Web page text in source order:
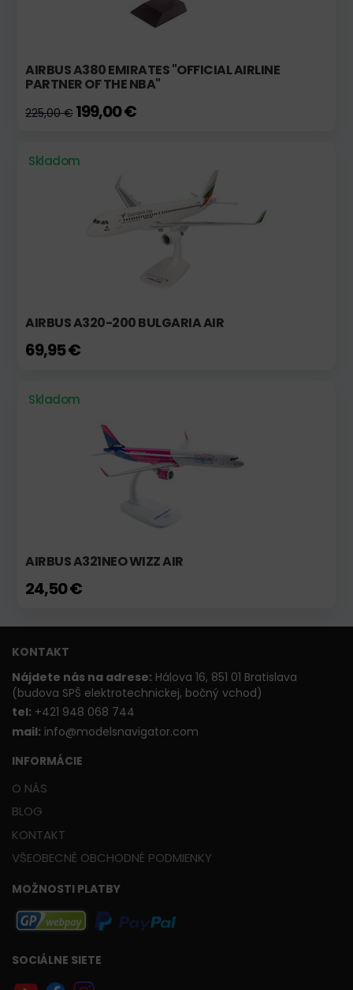
AIRBUS A380 EMIRATES "OFFICIAL AIRLINE
PARTNER OF THE NBA"
225,00 € 199,00 €
Skladom
AIRBUS A320-200 BULGARIA AIR
69,95 €
Skladom
AIRBUS A321NEO WIZZ AIR
24,50 €
KONTAKT
Nájdete nás na adrese: Hálova 16, 851 01 Bratislava
(budova SPŠ elektrotechnickej, bočný vchod)
tel: +421 948 068 744
mail: info@modelsnavigator.com
INFORMÁCIE
O NÁS
BLOG
KONTAKT
VŠEOBECNÉ OBCHODNÉ PODMIENKY
MOŽNOSTI PLATBY
SOCIÁLNE SIETE